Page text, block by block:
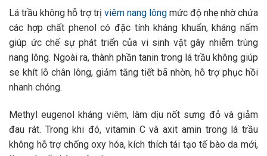
Lá trầu không hỗ trợ trị viêm nang lông mức độ nhẹ nhờ chứa
các hợp chất phenol có đặc tính kháng khuẩn, kháng nấm
giúp ức chế sự phát triển của vi sinh vật gây nhiễm trùng
nang lông. Ngoài ra, thành phần tanin trong lá trầu không giúp
se khít lỗ chân lông, giảm tăng tiết bã nhờn, hỗ trợ phục hồi
nhanh chóng.
Methyl eugenol kháng viêm, làm dịu nốt sưng đỏ và giảm
đau rát. Trong khi đó, vitamin C và axit amin trong lá trầu
không hỗ trợ chống oxy hóa, kích thích tái tạo tế bào da mới,